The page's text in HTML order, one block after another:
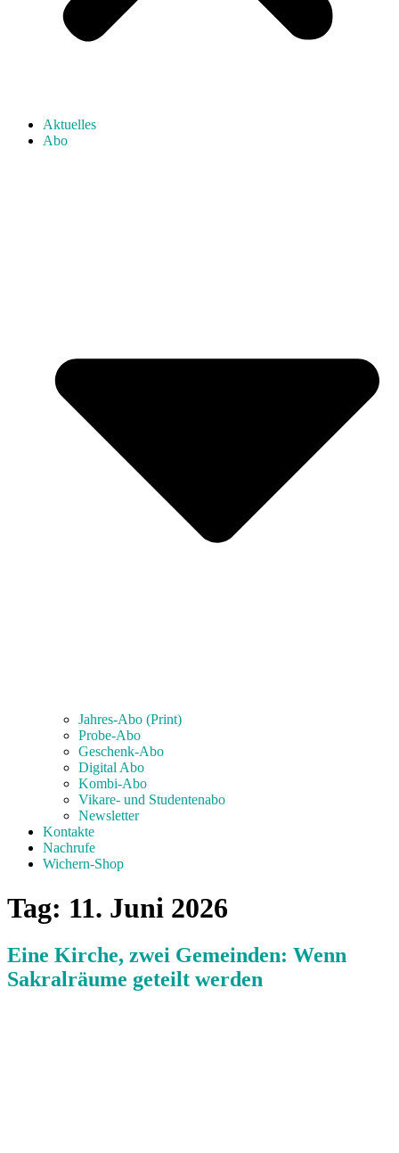
Aktuelles
Abo
Jahres-Abo (Print)
Probe-Abo
Geschenk-Abo
Digital Abo
Kombi-Abo
Vikare- und Studentenabo
Newsletter
Kontakte
Nachrufe
Wichern-Shop
Tag: 11. Juni 2026
Eine Kirche, zwei Gemeinden: Wenn
Sakralräume geteilt werden